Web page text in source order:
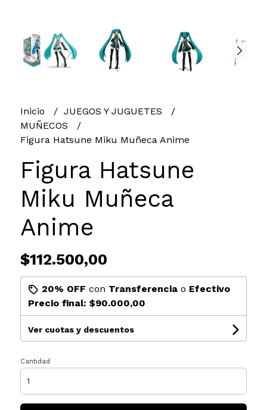
Inicio
JUEGOS Y JUGUETES
MUÑECOS
Figura Hatsune Miku Muñeca Anime
Figura Hatsune
Miku Muñeca
Anime
$112.500,00
20% OFF con Transferenciao Efectivo
Precio final: $90.000,00
Ver cuotas y descuentos
Cantidad